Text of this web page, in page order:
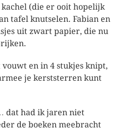
(die er ooit hopelijk
tafel knutselen. Fabian en
uit zwart papier, die nu
en in 4 stukjes knipt,
je kerststerren kunt
dat had ik jaren niet
de boeken meebracht